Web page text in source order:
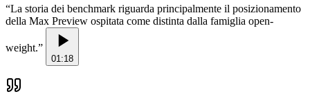
“La storia dei benchmark riguarda principalmente il posizionamento
della Max Preview ospitata come distinta dalla famiglia open-
weight.”
01:18